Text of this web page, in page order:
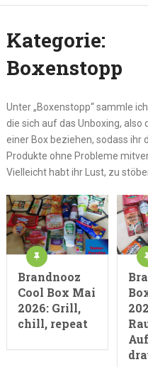
Kategorie:
Boxenstopp
Unter „Boxenstopp“ sammle
die sich auf das Unboxing, also
einer Box beziehen, sodass ihr
Produkte ohne Probleme
Vielleicht habt ihr Lust, zu
Brandnooz
Cool Box Mai
2026: Grill,
chill, repeat